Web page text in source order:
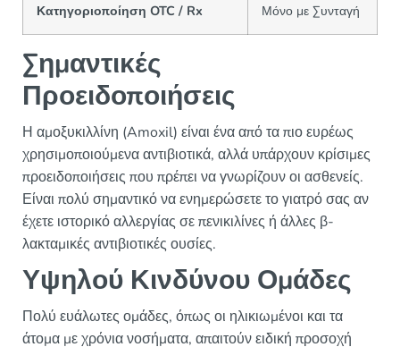
Κατηγοριοποίηση OTC / Rx Μόνο με Συνταγή
Σημαντικές
Προειδοποιήσεις
Η αμοξυκιλλίνη (Amoxil) είναι ένα από τα πιο ευρέως
χρησιμοποιούμενα αντιβιοτικά, αλλά υπάρχουν κρίσιμες
προειδοποιήσεις που πρέπει να γνωρίζουν οι ασθενείς.
Είναι πολύ σημαντικό να ενημερώσετε το γιατρό σας αν
έχετε ιστορικό αλλεργίας σε πενικιλίνες ή άλλες β-
λακταμικές αντιβιοτικές ουσίες.
Υψηλού Κινδύνου Ομάδες
Πολύ ευάλωτες ομάδες, όπως οι ηλικιωμένοι και τα
άτομα με χρόνια νοσήματα, απαιτούν ειδική προσοχή